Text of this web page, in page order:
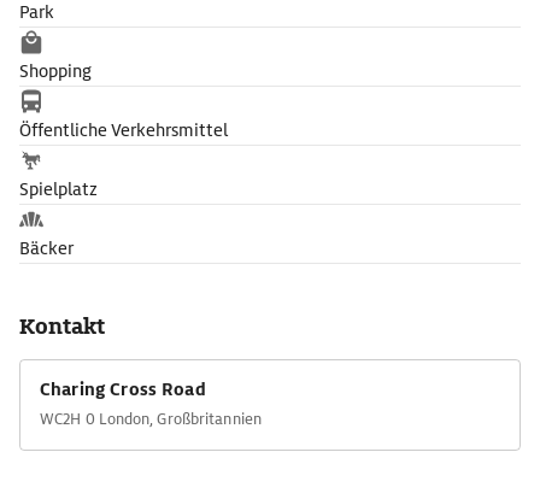
Park
Shopping
Öffentliche Verkehrsmittel
Spielplatz
Bäcker
Kontakt
Charing Cross Road
WC2H 0 London, Großbritannien